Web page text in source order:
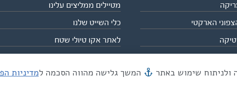
הארקטי
מטיילים ממליצים עלינו
כלי השייט שלנו
לאתר אקו טיולי שטח
מייל mail@eco.co.il | כתובתנו המסגר 55, תל אביב
המשך גלישה מהווה הסכמה למדיניות